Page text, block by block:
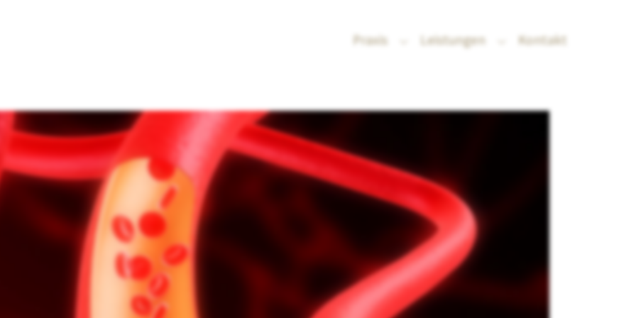
Praxis Submenu for "Praxis"
Leistungen Submenu for
Kontakt